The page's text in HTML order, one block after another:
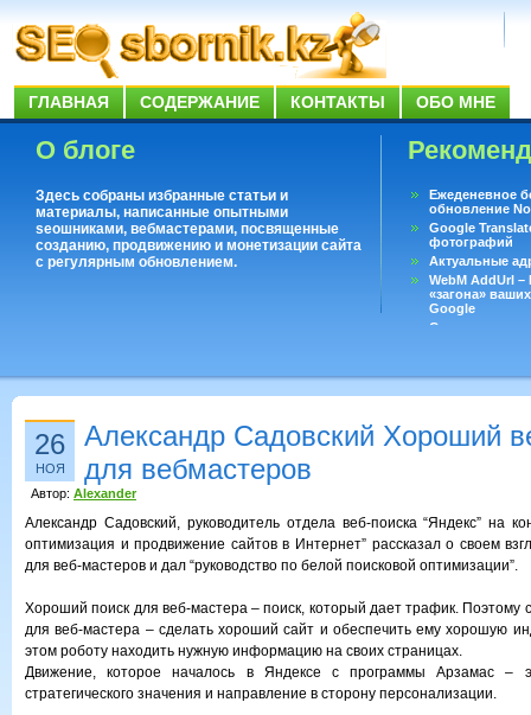
ГЛАВНАЯ СОДЕРЖАНИЕ КОНТАКТЫ ОБО МНЕ
О блоге
Здесь собраны избранные статьи и
материалы, написанные опытными
seoшниками, вебмастерами, посвященные
созданию, продвижению и монетизации сайта
с регулярным обновлением.
Ежеденевное
обновление
Google
фотографий
Актуальные
WebM AddUrl
«загона»
Google
Существует
26
НОЯ
Александр Садовский Хороший
для вебмастеров
Автор: Alexander
Александр Садовский, руководитель отдела веб-поиска “Яндекс” на
оптимизация и продвижение сайтов в Интернет” рассказал о своем
для веб-мастеров и дал “руководство по белой поисковой оптимизации”.
Хороший поиск для веб-мастера – поиск, который дает трафик. Поэтому
для веб-мастера – сделать хороший сайт и обеспечить ему хорошую
этом роботу находить нужную информацию на своих страницах.
Движение, которое началось в Яндексе с программы Арзамас –
стратегического значения и направление в сторону персонализации.